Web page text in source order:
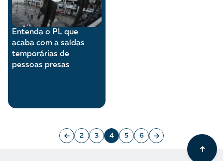
Entenda o PL que
acaba com a saídas
temporárias de
pessoas presas
2 3 4 5 6